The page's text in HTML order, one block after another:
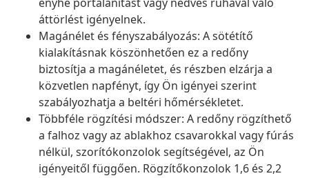
áttörlést igényelnek.
Magánélet és fényszabályozás: A sötétítő
kialakításnak köszönhetően ez a redőny
biztosítja a magánéletet, és részben elzárja a
közvetlen napfényt, így Ön igényei szerint
szabályozhatja a beltéri hőmérsékletet.
Többféle rögzítési módszer: A redőny rögzíthető
a falhoz vagy az ablakhoz csavarokkal vagy fúrás
nélkül, szorítókonzolok segítségével, az Ön
igényeitől függően. Rögzítőkonzolok 1,6 és 2,2